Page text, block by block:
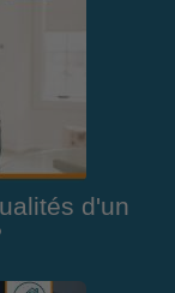
d'un